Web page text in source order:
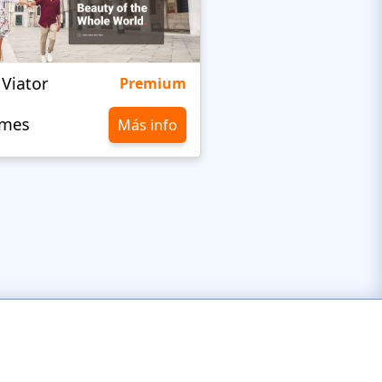
Premium
Más info